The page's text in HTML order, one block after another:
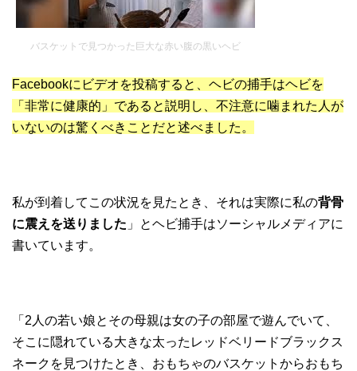
バスケットで見つかった巨大な赤い腹の黒いヘビ
Facebookにビデオを投稿すると、ヘビの捕手はヘビを
「非常に健康的」であると説明し、不注意に噛まれた人が
いないのは驚くべきことだと述べました。
私が到着してこの状況を見たとき、それは実際に私の背骨
に震えを送りました 」とヘビ捕手はソーシャルメディアに
書いています。
「2人の若い娘とその母親は女の子の部屋で遊んでいて、
そこに隠れている大きな太ったレッドベリードブラックス
ネークを見つけたとき、おもちゃのバスケットからおもち